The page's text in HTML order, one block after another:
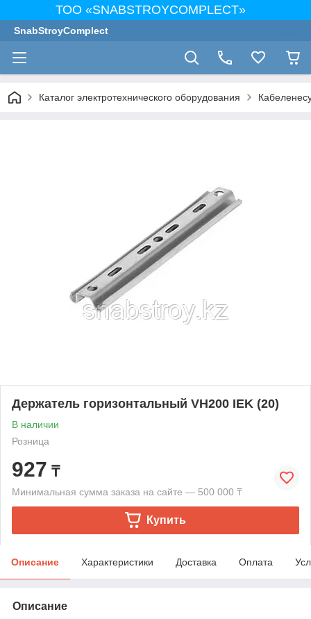
ТОО «SNABSTROYCOMPLECT»
SnabStroyComplect
Каталог электротехнического оборудования
Держатель горизонтальный VH200 IEK (20)
В наличии
Розница
927 ₸
Минимальная сумма заказа на сайте — 500 000 ₸
Купить
Описание Характеристики Доставка Оплата
Описание